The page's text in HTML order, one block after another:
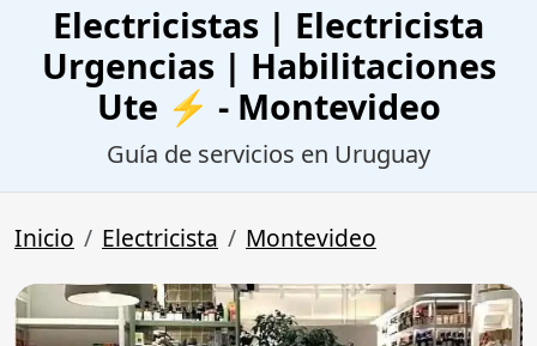
Electricistas | Electricista
Urgencias | Habilitaciones
Ute ⚡ - Montevideo
Guía de servicios en Uruguay
Inicio Electricista Montevideo